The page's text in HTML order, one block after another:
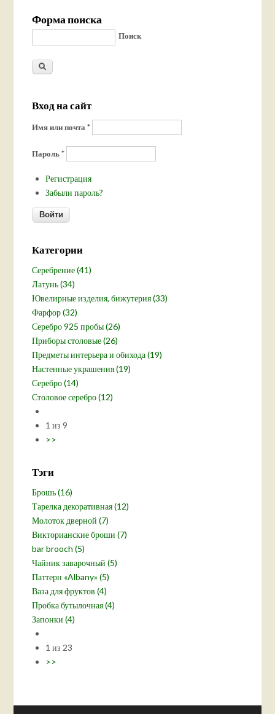
Форма поиска
Поиск
Вход на сайт
Имя или почта*
Пароль*
Регистрация
Забыли пароль?
Категории
Серебрение (41)
Латунь (34)
Ювелирные изделия, бижутерия (33)
Фарфор (32)
Серебро 925 пробы (26)
Приборы столовые (26)
Предметы интерьера и обихода (19)
Настенные украшения (19)
Серебро (14)
Столовое серебро (12)
1 из 9
>>
Тэги
Брошь (16)
Тарелка декоративная (12)
Молоток дверной (7)
Викторианские броши (7)
bar brooch (5)
Чайник заварочный (5)
Паттерн «Albany» (5)
Ваза для фруктов (4)
Пробка бутылочная (4)
Запонки (4)
1 из 23
>>